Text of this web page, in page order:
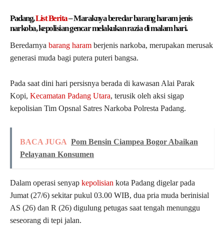
Padang,List Berita– Maraknya beredar barang haram jenis
narkoba, kepolisian gencar melakukan razia di malam hari.
Beredarnya barang haram berjenis narkoba, merupakan merusak
generasi muda bagi putera puteri bangsa.
Pada saat dini hari persisnya berada di kawasan Alai Parak
Kopi, Kecamatan Padang Utara, terusik oleh aksi sigap
kepolisian Tim Opsnal Satres Narkoba Polresta Padang.
BACA JUGA Pom Bensin Ciampea Bogor Abaikan
Pelayanan Konsumen
Dalam operasi senyap kepolisian kota Padang digelar pada
Jumat (27/6) sekitar pukul 03.00 WIB, dua pria muda berinisial
AS (26) dan R (26) digulung petugas saat tengah menunggu
seseorang di tepi jalan.